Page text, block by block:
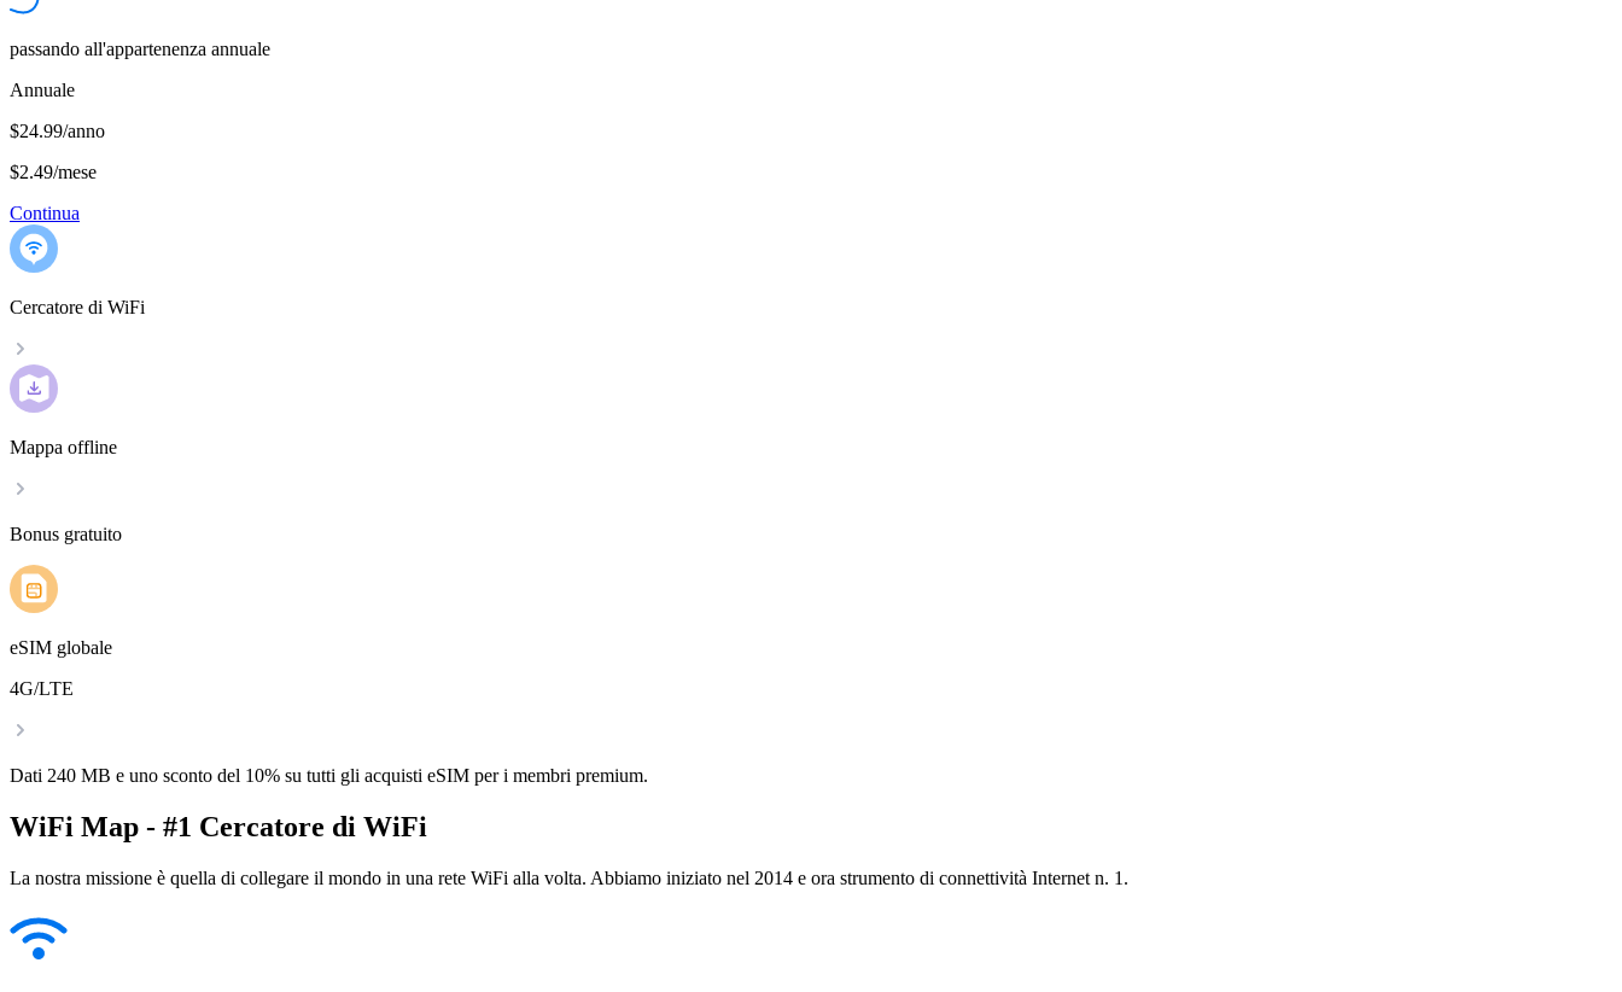
passando all'appartenenza annuale
Annuale
$24.99/anno
$2.49/mese
Continua
Cercatore di WiFi
Mappa offline
Bonus gratuito
eSIM globale
4G/LTE
Dati 240 MB e uno sconto del 10% su tutti gli acquisti eSIM per i membri premium.
WiFi Map - #1 Cercatore di WiFi
La nostra missione è quella di collegare il mondo in una rete WiFi alla volta. Abbiamo iniziato nel 2014 e ora strumento di connettività Internet n. 1.